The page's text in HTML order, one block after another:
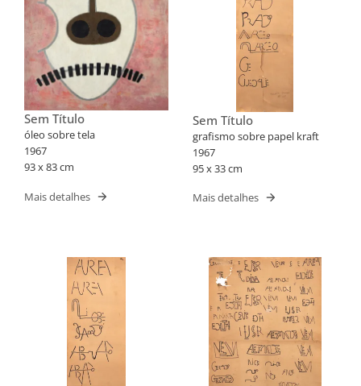
Sem Título
óleo sobre tela
1967
93 x 83 cm
Mais detalhes
Sem Título
grafismo sobre papel kraft
1967
95 x 33 cm
Mais detalhes